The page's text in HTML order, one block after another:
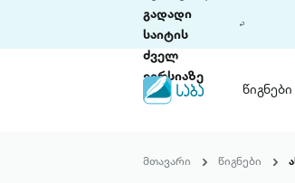
გადადი
საიტის
ძველ
ვერსიაზე
წიგნები
მთავარი წიგნები